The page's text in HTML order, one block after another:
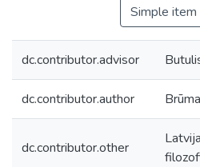
Simple item
dc.contributor.advisor
dc.contributor.author
dc.contributor.other